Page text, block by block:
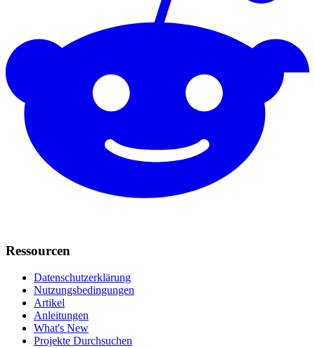
Ressourcen
Datenschutzerklärung
Nutzungsbedingungen
Artikel
Anleitungen
What's New
Projekte Durchsuchen